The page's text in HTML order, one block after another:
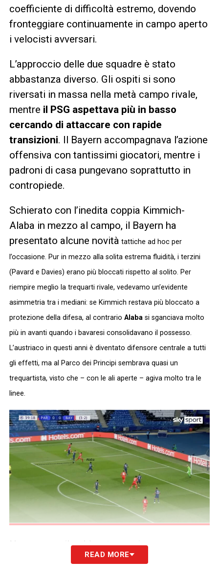
coefficiente di difficoltà estremo, dovendo
fronteggiare continuamente in campo aperto
i velocisti avversari.
L’approccio delle due squadre è stato
abbastanza diverso. Gli ospiti si sono
riversati in massa nella metà campo rivale,
mentre il PSG aspettava più in basso
cercando di attaccare con rapide
transizioni. Il Bayern accompagnava l’azione
offensiva con tantissimi giocatori, mentre i
padroni di casa pungevano soprattutto in
contropiede.
Schierato con l’inedita coppia Kimmich-
Alaba in mezzo al campo, il Bayern ha
presentato alcune novità tattiche ad hoc per
l’occasione. Pur in mezzo alla solita estrema fluidità, i terzini
(Pavard e Davies) erano più bloccati rispetto al solito. Per
riempire meglio la trequarti rivale, vedevamo un’evidente
asimmetria tra i mediani: se Kimmich restava più bloccato a
protezione della difesa, al contrario Alabasi sganciava molto
più in avanti quando i bavaresi consolidavano il possesso.
L’austriaco in questi anni è diventato difensore centrale a tutti
gli effetti, ma al Parco dei Principi sembrava quasi un
trequartista, visto che – con le ali aperte – agiva molto tra le
linee.
Non a caso, il gol è nato grazie a un
inserimento di
Alabadentro l’area di rigore.
READ MORE